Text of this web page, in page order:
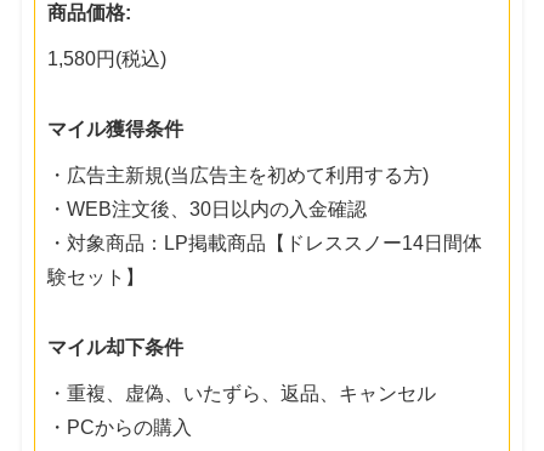
商品価格:
1,580円(税込)
マイル獲得条件
・広告主新規(当広告主を初めて利用する方)
・WEB注文後、30日以内の入金確認
・対象商品：LP掲載商品【ドレススノー14日間体
験セット】
マイル却下条件
・重複、虚偽、いたずら、返品、キャンセル
・PCからの購入